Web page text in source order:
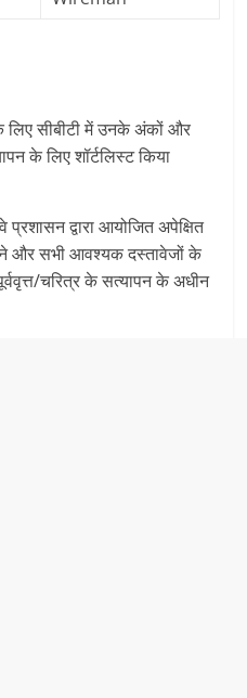
लिए सीबीटी में उनके अंकों और
के लिए शॉर्टलिस्ट किया
प्रशासन द्वारा आयोजित अपेक्षित
और सभी आवश्यक दस्तावेजों के
चरित्र के सत्यापन के अधीन